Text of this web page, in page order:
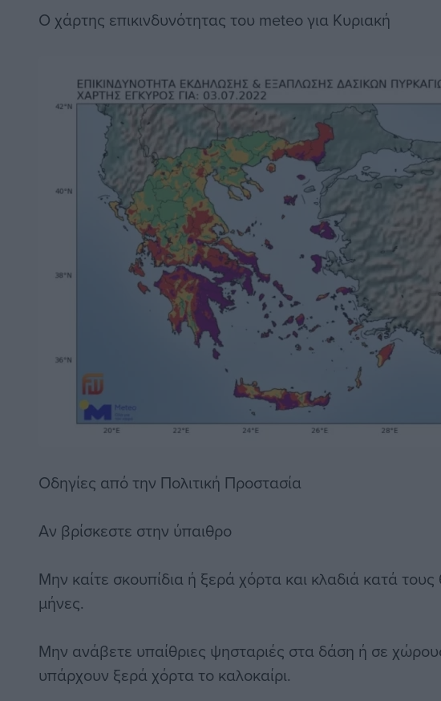
Ο χάρτης επικινδυνότητας του meteo για Κυριακή
Οδηγίες από την Πολιτική Προστασία
Αν βρίσκεστε στην ύπαιθρο
Μην καίτε σκουπίδια ή ξερά χόρτα και κλαδιά κατά τους
μήνες.
Μην ανάβετε υπαίθριες ψησταριές στα δάση ή σε
υπάρχουν ξερά χόρτα το καλοκαίρι.